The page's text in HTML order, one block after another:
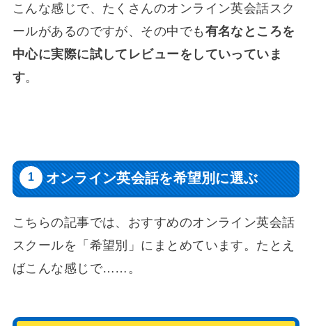
こんな感じで、たくさんのオンライン英会話スク
ールがあるのですが、その中でも 有名なところを
中心に実際に試してレビューをしていっていま
す。
オンライン英会話を希望別に選ぶ
こちらの記事では、おすすめのオンライン英会話
スクールを「希望別」にまとめています。たとえ
ばこんな感じで……。